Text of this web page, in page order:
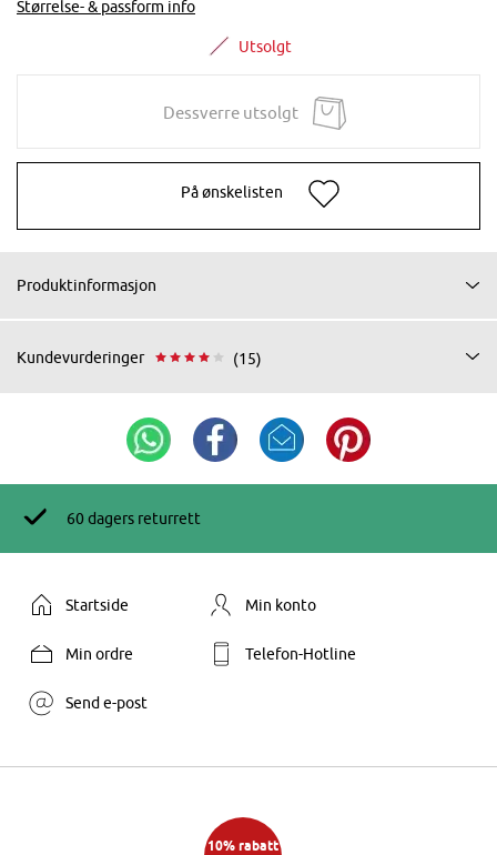
Størrelse- & passform info
Utsolgt
Dessverre utsolgt
På ønskelisten
Produktinformasjon
Kundevurderinger (15)
60 dagers returrett
Startside Min konto
Min ordre Telefon-Hotline
Send e-post
10% rabatt